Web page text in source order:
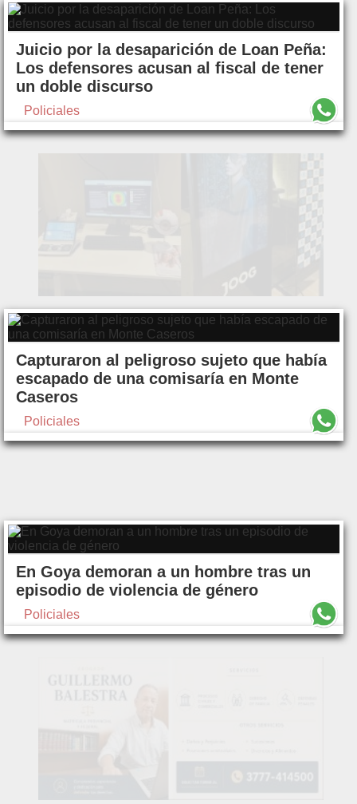
Juicio por la desaparición de Loan Peña:
Los defensores acusan al fiscal de tener
un doble discurso
Policiales
Capturaron al peligroso sujeto que había
escapado de una comisaría en Monte
Caseros
Policiales
En Goya demoran a un hombre tras un
episodio de violencia de género
Policiales